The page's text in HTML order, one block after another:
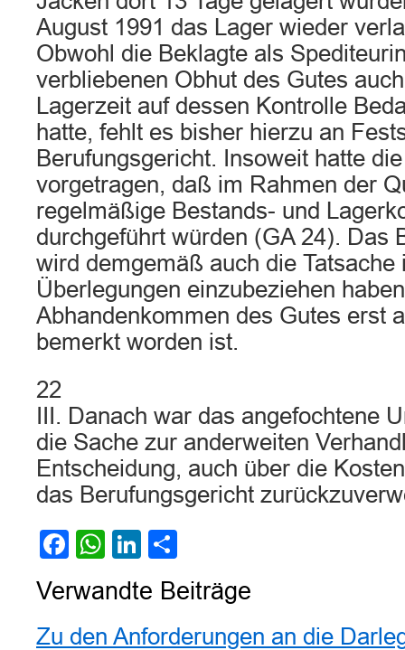
August 1991 das Lager wieder
Obwohl die Beklagte als
verbliebenen Obhut des Gutes
Lagerzeit auf dessen Kontrolle
hatte, fehlt es bisher hierzu an
Berufungsgericht. Insoweit hatte
vorgetragen, daß im Rahmen der
regelmäßige Bestands- und
durchgeführt würden (GA 24). Das
wird demgemäß auch die Tatsache
Überlegungen einzubeziehen
Abhandenkommen des Gutes erst
bemerkt worden ist.
22
III. Danach war das angefochtene
die Sache zur anderweiten
Entscheidung, auch über die
das Berufungsgericht
Facebook
WhatsApp
LinkedIn
Verwandte Beiträge
Zu den Anforderungen an die